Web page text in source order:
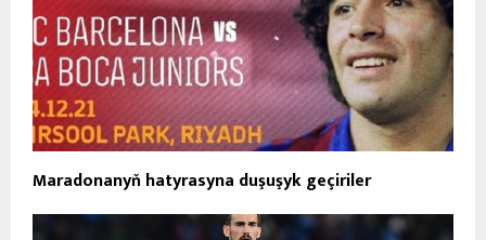
Maradonanyň hatyrasyna duşuşyk geçiriler